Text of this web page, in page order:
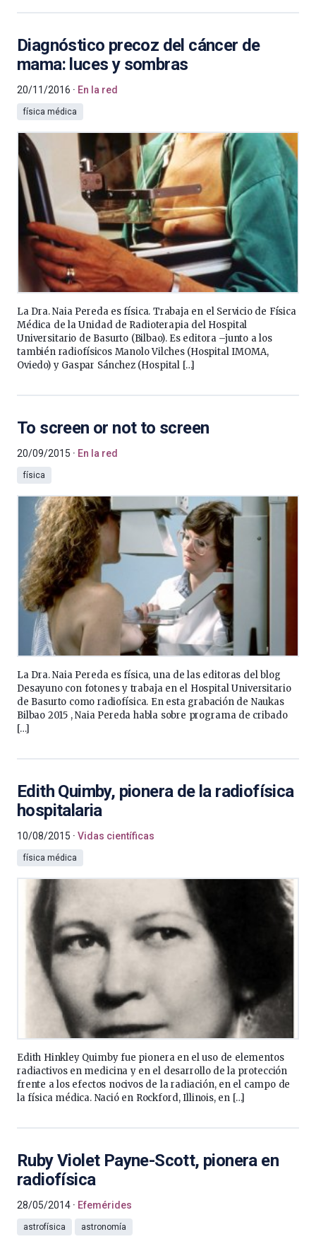
Diagnóstico precoz del cáncer de
mama: luces y sombras
20/11/2016 En la red
física médica
La Dra. Naia Pereda es física. Trabaja en el Servicio de Física
Médica de la Unidad de Radioterapia del Hospital
Universitario de Basurto (Bilbao). Es editora –junto a los
también radiofísicos Manolo Vilches (Hospital IMOMA,
Oviedo) y Gaspar Sánchez (Hospital […]
To screen or not to screen
20/09/2015 En la red
física
La Dra. Naia Pereda es física, una de las editoras del blog
Desayuno con fotones y trabaja en el Hospital Universitario
de Basurto como radiofísica. En esta grabación de Naukas
Bilbao 2015 , Naia Pereda habla sobre programa de cribado
[…]
Edith Quimby, pionera de la radiofísica
hospitalaria
10/08/2015 Vidas científicas
física médica
Edith Hinkley Quimby fue pionera en el uso de elementos
radiactivos en medicina y en el desarrollo de la protección
frente a los efectos nocivos de la radiación, en el campo de
la física médica. Nació en Rockford, Illinois, en […]
Ruby Violet Payne-Scott, pionera en
radiofísica
28/05/2014 Efemérides
astrofísica astronomía